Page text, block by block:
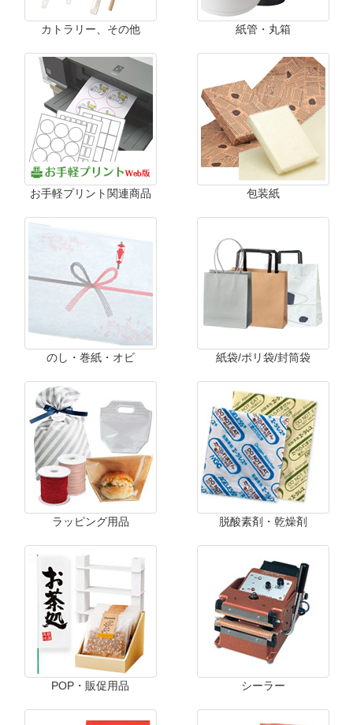
カトラリー、その他 紙管・丸箱
お手軽プリント関連商品 包装紙
のし・巻紙・オビ 紙袋/ポリ袋/封筒袋
ラッピング用品 脱酸素剤・乾燥剤
POP・販促用品 シーラー